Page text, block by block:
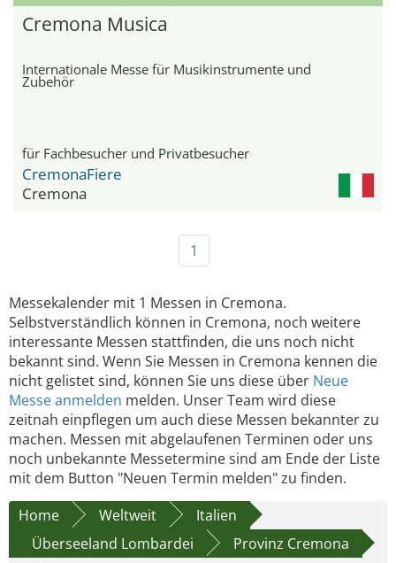
Cremona Musica
Internationale Messe für Musikinstrumente und
Zubehör
für Fachbesucher und Privatbesucher
CremonaFiere
Cremona
1
Messekalender mit 1 Messen in Cremona.
Selbstverständlich können in Cremona, noch weitere
interessante Messen stattfinden, die uns noch nicht
bekannt sind. Wenn Sie Messen in Cremona kennen die
nicht gelistet sind, können Sie uns diese über Neue
Messe anmelden melden. Unser Team wird diese
zeitnah einpflegen um auch diese Messen bekannter zu
machen. Messen mit abgelaufenen Terminen oder uns
noch unbekannte Messetermine sind am Ende der Liste
mit dem Button "Neuen Termin melden" zu finden.
Home
Weltweit
Italien
Überseeland Lombardei
Provinz Cremona